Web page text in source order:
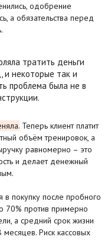
одобрение
а обязательства перед
тратить деньги
и некоторые так и
проблема была не в
Теперь клиент платит
объём тренировок, а
равномерно – это
и делает денежный
в покупку после пробного
70% против примерно
а средний срок жизни
месяцев. Риск кассовых